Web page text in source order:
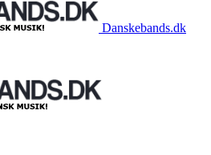
Danskebands.dk